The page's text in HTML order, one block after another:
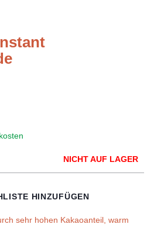
NICHT AUF LAGER
HINZUFÜGEN
sehr hohen Kakaoanteil, warm